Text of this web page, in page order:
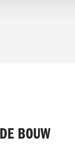
BOUW